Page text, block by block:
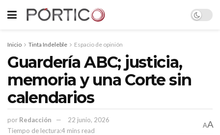
Inicio Tinta Indeleble Espacio de opinión
Guardería ABC; justicia,
memoria y una Corte sin
calendarios
por Redacción
22 junio, 2026
Tiempo de lectura:4 mins read
AA